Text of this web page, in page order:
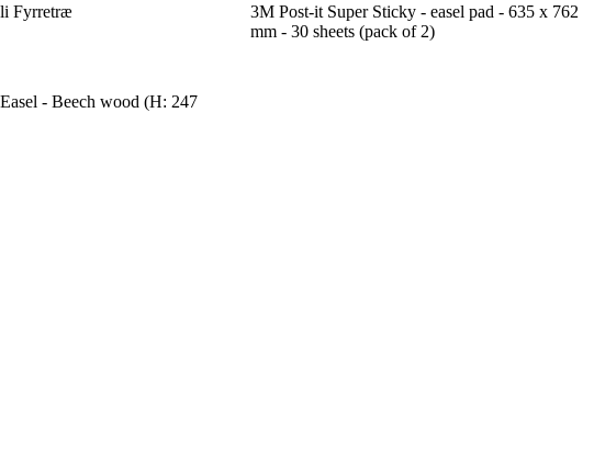
Fyrretræ
3M Post-it Super Sticky - easel pad - 635 x 762
mm - 30 sheets (pack of 2)
- Beech wood (H: 247